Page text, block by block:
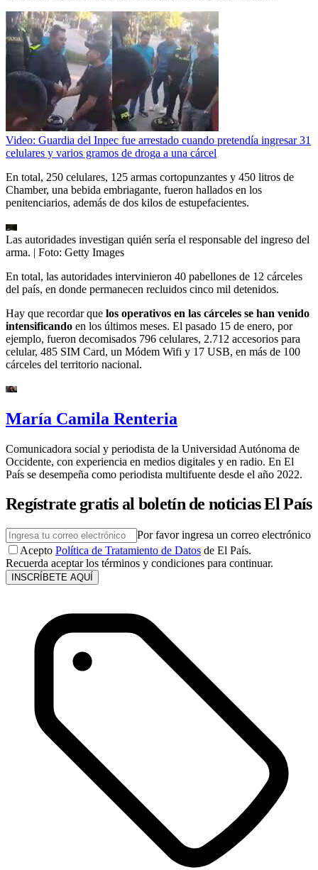
Video: Guardia del Inpec fue arrestado cuando pretendía ingresar 31
celulares y varios gramos de droga a una cárcel
En total, 250 celulares, 125 armas cortopunzantes y 450 litros de
Chamber, una bebida embriagante, fueron hallados en los
penitenciarios, además de dos kilos de estupefacientes.
Las autoridades investigan quién sería el responsable del ingreso del
arma. | Foto: Getty Images
En total, las autoridades intervinieron 40 pabellones de 12 cárceles
del país, en donde permanecen recluidos cinco mil detenidos.
Hay que recordar que los operativos en las cárceles se han venido
intensificando en los últimos meses. El pasado 15 de enero, por
ejemplo, fueron decomisados 796 celulares, 2.712 accesorios para
celular, 485 SIM Card, un Módem Wifi y 17 USB, en más de 100
cárceles del territorio nacional.
María Camila Renteria
Comunicadora social y periodista de la Universidad Autónoma de
Occidente, con experiencia en medios digitales y en radio. En El
País se desempeña como periodista multifuente desde el año 2022.
Regístrate gratis al boletín de noticias El País
Por favor ingresa un correo electrónico
Acepto Política de Tratamiento de Datos de El País.
Recuerda aceptar los términos y condiciones para continuar.
INSCRÍBETE AQUÍ